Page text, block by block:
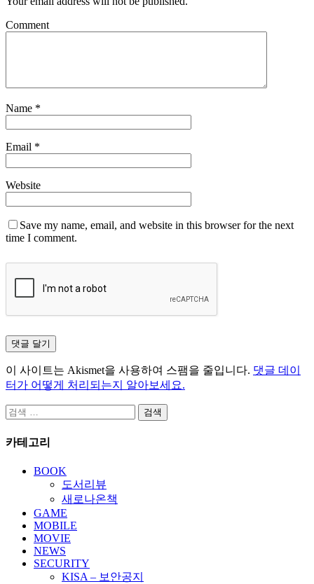
Comment
Name *
Email *
Website
Save my name, email, and website in this browser for the next
time I comment.
이 사이트는 Akismet을 사용하여 스팸을 줄입니다. 댓글 데이
터가 어떻게 처리되는지 알아보세요.
검
카테고리
BOOK
도서리뷰
새로나온책
GAME
MOBILE
MOVIE
NEWS
SECURITY
KISA – 보안공지